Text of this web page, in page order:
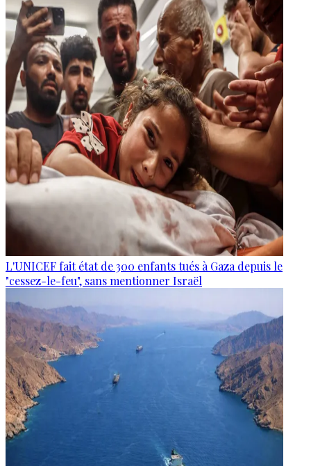
L'UNICEF fait état de 300 enfants tués à Gaza depuis le
"cessez-le-feu", sans mentionner Israël